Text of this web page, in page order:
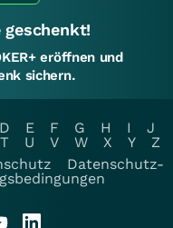
eröffnen und
sichern.
D E F G H I
J
T U V W X Y
Z
Datenschutz-